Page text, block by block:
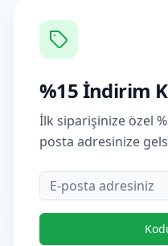
%15 İndirim
İlk siparişinize özel
posta adresinize
E-posta